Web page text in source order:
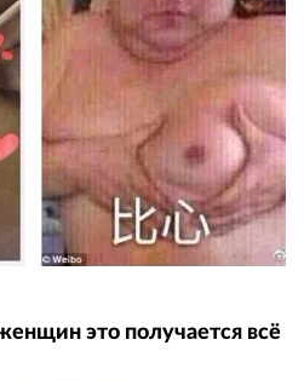
это получается всё